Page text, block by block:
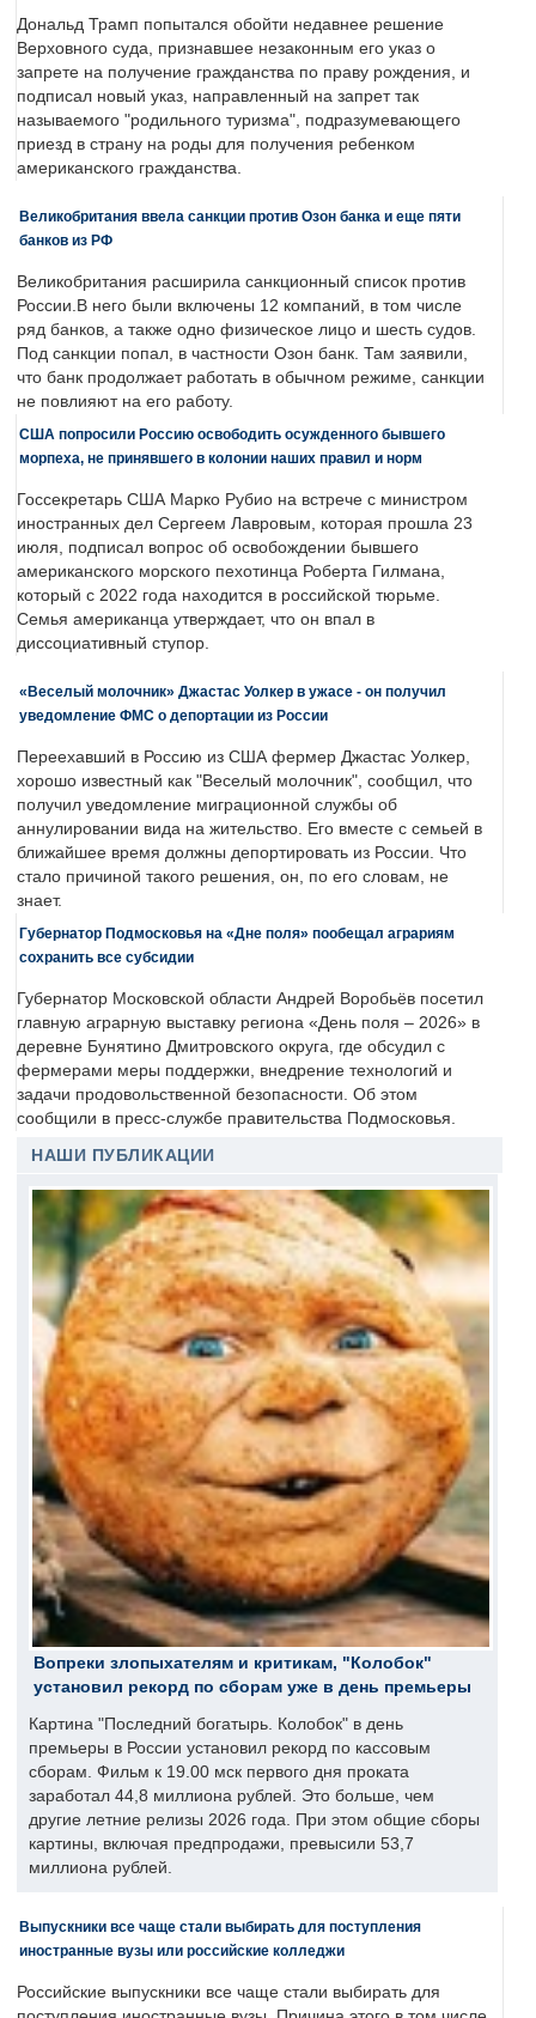
Дональд Трамп попытался обойти недавнее решение
Верховного суда, признавшее незаконным его указ о
запрете на получение гражданства по праву рождения, и
подписал новый указ, направленный на запрет так
называемого "родильного туризма", подразумевающего
приезд в страну на роды для получения ребенком
американского гражданства.
Великобритания ввела санкции против Озон банка и еще пяти
банков из РФ
Великобритания расширила санкционный список против
России.В него были включены 12 компаний, в том числе
ряд банков, а также одно физическое лицо и шесть судов.
Под санкции попал, в частности Озон банк. Там заявили,
что банк продолжает работать в обычном режиме, санкции
не повлияют на его работу.
США попросили Россию освободить осужденного бывшего
морпеха, не принявшего в колонии наших правил и норм
Госсекретарь США Марко Рубио на встрече с министром
иностранных дел Сергеем Лавровым, которая прошла 23
июля, подписал вопрос об освобождении бывшего
американского морского пехотинца Роберта Гилмана,
который с 2022 года находится в российской тюрьме.
Семья американца утверждает, что он впал в
диссоциативный ступор.
«Веселый молочник» Джастас Уолкер в ужасе - он получил
уведомление ФМС о депортации из России
Переехавший в Россию из США фермер Джастас Уолкер,
хорошо известный как "Веселый молочник", сообщил, что
получил уведомление миграционной службы об
аннулировании вида на жительство. Его вместе с семьей в
ближайшее время должны депортировать из России. Что
стало причиной такого решения, он, по его словам, не
знает.
Губернатор Подмосковья на «Дне поля» пообещал аграриям
сохранить все субсидии
Губернатор Московской области Андрей Воробьёв посетил
главную аграрную выставку региона «День поля – 2026» в
деревне Бунятино Дмитровского округа, где обсудил с
фермерами меры поддержки, внедрение технологий и
задачи продовольственной безопасности. Об этом
сообщили в пресс-службе правительства Подмосковья.
НАШИ ПУБЛИКАЦИИ
Вопреки злопыхателям и критикам, "Колобок"
установил рекорд по сборам уже в день премьеры
Картина "Последний богатырь. Колобок" в день
премьеры в России установил рекорд по кассовым
сборам. Фильм к 19.00 мск первого дня проката
заработал 44,8 миллиона рублей. Это больше, чем
другие летние релизы 2026 года. При этом общие сборы
картины, включая предпродажи, превысили 53,7
миллиона рублей.
Выпускники все чаще стали выбирать для поступления
иностранные вузы или российские колледжи
Российские выпускники все чаще стали выбирать для